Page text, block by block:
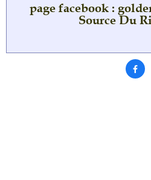
page facebook :
Source Du
